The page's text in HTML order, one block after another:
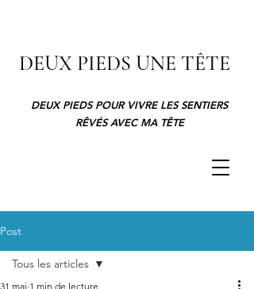
DEUX PIEDS UNE TÊTE
DEUX PIEDS POUR VIVRE LES SENTIERS
RÊVÉS AVEC MA TÊTE
Post
Tous les articles
31 mai 1 min de lecture